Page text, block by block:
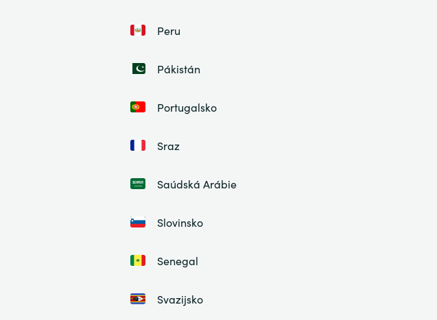
Peru
Pákistán
Portugalsko
Sraz
Saúdská Arábie
Slovinsko
Senegal
Svazijsko